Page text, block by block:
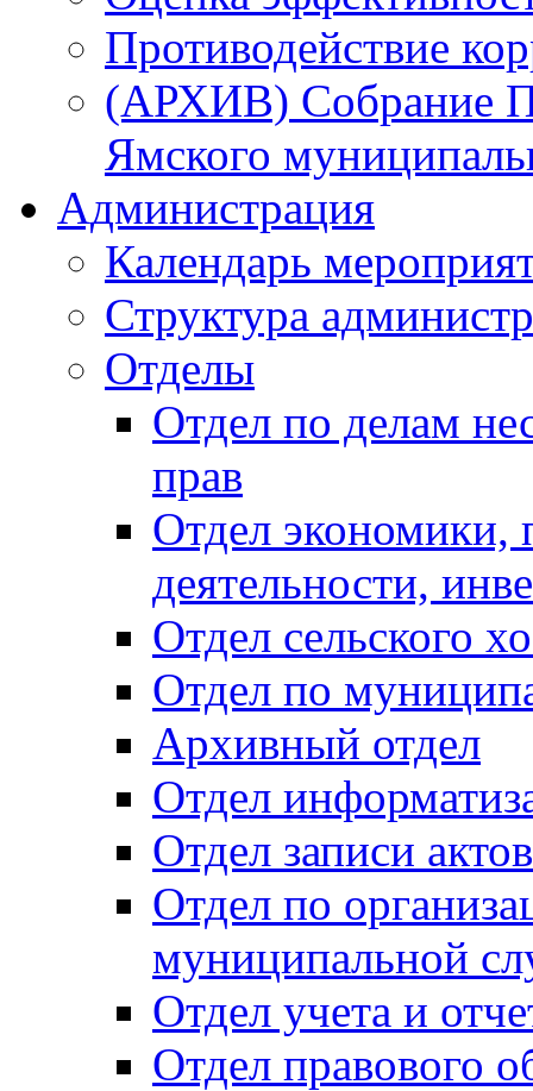
Противодействие
(АРХИВ) Собрание
Ямского
Администрация
Календарь
Структура
Отделы
Отдел по делам
прав
Отдел экономики,
деятельности,
Отдел сельского
Отдел по
Архивный отдел
Отдел
Отдел записи
Отдел по
муниципальной
Отдел учета и
Отдел правового